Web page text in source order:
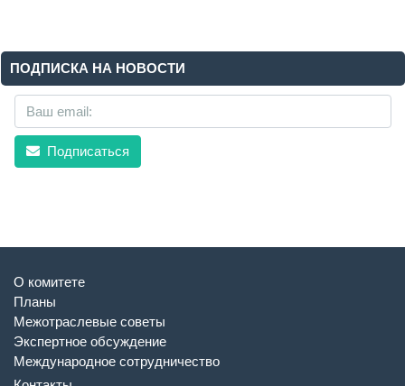
ПОДПИСКА НА НОВОСТИ
Подписаться
О комитете
Планы
Межотраслевые советы
Экспертное обсуждение
Международное сотрудничество